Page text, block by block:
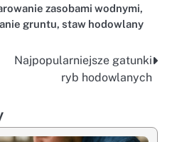
zasobami wodnymi,
gruntu, staw hodowlany
Najpopularniejsze gatunki
ryb hodowlanych